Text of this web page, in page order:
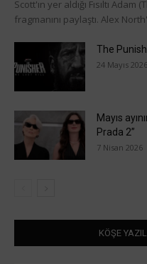
Scott'ın yer aldığı Fısıltı
fragmanını paylaştı. Alex
The
24 Mayıs 2026
Mayıs
Prada 2”
7 Nisan 2026
KÖŞE